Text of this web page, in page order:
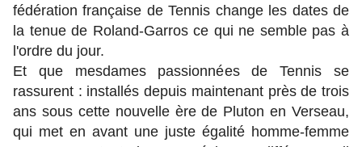
fédération française de Tennis change les dates de
la tenue de Roland-Garros ce qui ne semble pas à
l'ordre du jour.
Et que mesdames passionnées de Tennis se
rassurent : installés depuis maintenant près de trois
ans sous cette nouvelle ère de Pluton en Verseau,
qui met en avant une juste égalité homme-femme